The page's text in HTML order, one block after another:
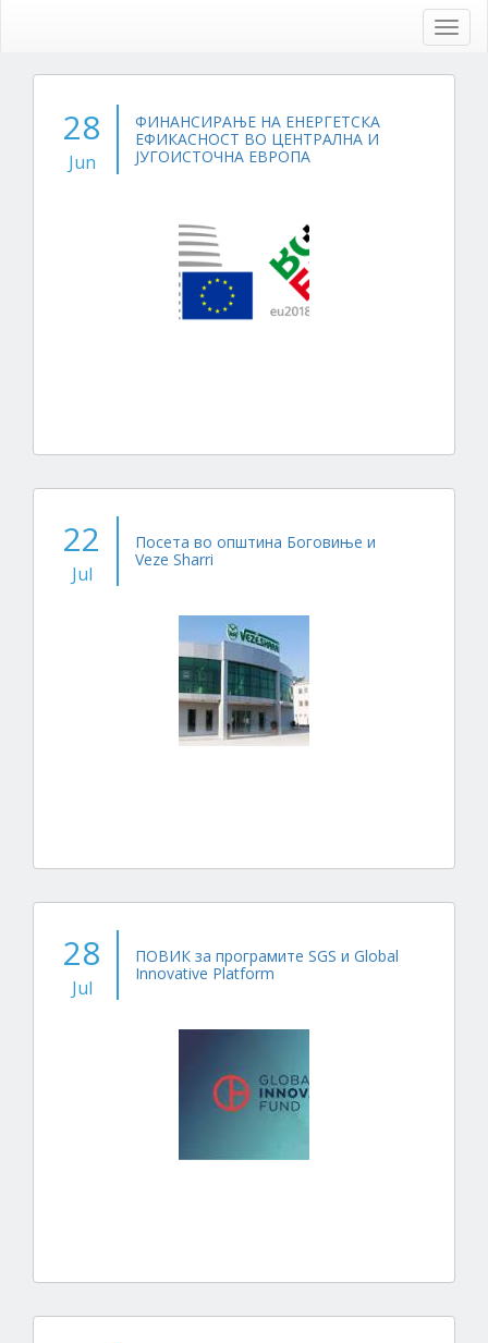
content
28
Jun
ФИНАНСИРАЊЕ НА ЕНЕРГЕТСКА
ЕФИКАСНОСТ ВО ЦЕНТРАЛНА И
ЈУГОИСТОЧНА ЕВРОПА
22
Jul
Посета во општина Боговиње и
Veze Sharri
28
Jul
ПОВИК за програмите SGS и Global
Innovative Platform